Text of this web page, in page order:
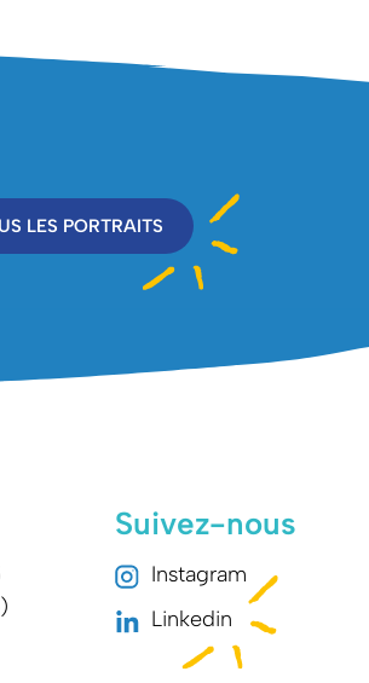
LES PORTRAITS
Suivez-nous
Instagram
Linkedin